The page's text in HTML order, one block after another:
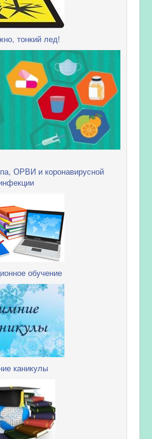
тонкий лед!
ОРВИ и коронавирусной
обучение
каникулы